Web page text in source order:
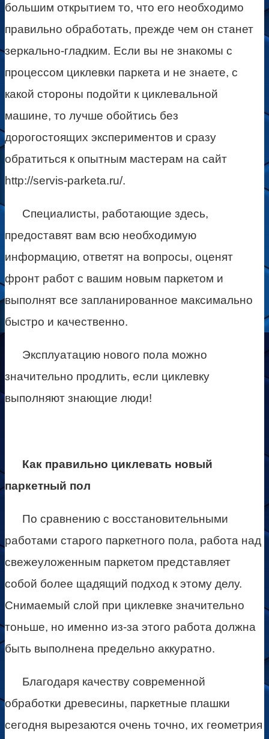
большим открытием то, что его необходимо
правильно обработать, прежде чем он станет
зеркально-гладким. Если вы не знакомы с
процессом циклевки паркета и не знаете, с
какой стороны подойти к циклевальной
машине, то лучше обойтись без
дорогостоящих экспериментов и сразу
обратиться к опытным мастерам на сайт
http://servis-parketa.ru/.
Специалисты, работающие здесь,
предоставят вам всю необходимую
информацию, ответят на вопросы, оценят
фронт работ с вашим новым паркетом и
выполнят все запланированное максимально
быстро и качественно.
Эксплуатацию нового пола можно
значительно продлить, если циклевку
выполняют знающие люди!
Как правильно циклевать новый
паркетный пол
По сравнению с восстановительными
работами старого паркетного пола, работа над
свежеуложенным паркетом представляет
собой более щадящий подход к этому делу.
Снимаемый слой при циклевке значительно
тоньше, но именно из-за этого работа должна
быть выполнена предельно аккуратно.
Благодаря качеству современной
обработки древесины, паркетные плашки
сегодня вырезаются очень точно, их геометрия